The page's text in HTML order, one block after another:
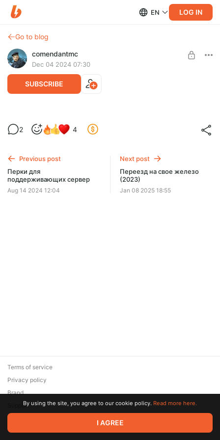
EN LOG IN
Go to blog
comendantmc
Dec 04 2024 07:30
SUBSCRIBE
Апдейт
Просто о том, что в данный момент делаю и что планирую
Level required:
SUBSCRIBE
2 4
Previous post
Перки для
поддерживающих сервер
Aug 14 2024 12:04
Next post
Переезд на свое железо
(2023)
Jan 08 2025 18:55
© 2026 Zaya Solutions Limited. All rights reserved. All trademarks
are the property of their respective owners.
Terms of service
Privacy policy
Brand
SupportBy using the site, you agree to our cookie policy. Read more here.
I AGREE